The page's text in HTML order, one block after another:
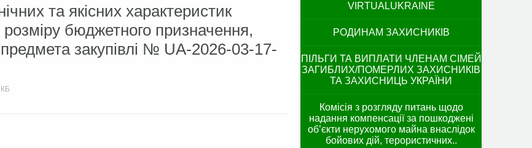
та якісних характеристик
розміру бюджетного призначення,
предмета закупівлі № UA-2026-03-17-
VIRTUALUKRAINE
РОДИНАМ ЗАХИСНИКІВ
ПІЛЬГИ ТА ВИПЛАТИ ЧЛЕНАМ СІМЕЙ
ЗАГИБЛИХ/ПОМЕРЛИХ ЗАХИСНИКІВ
ТА ЗАХИСНИЦЬ УКРАЇНИ
Комісія з розгляду питань щодо
надання компенсації за пошкоджені
об’єкти нерухомого майна внаслідок
бойових дій, терористичних..